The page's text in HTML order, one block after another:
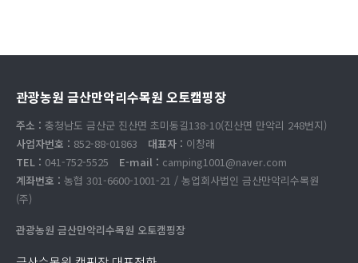
관광농원 금산만악리수목원 오토캠핑장
주소 : 충청남도 금산군 진산면 초미동길138-10(진산면 만악리 248번지)
사업자번호 : 852-88-01863 대표자 : 이창래
TEL : 041-752-5525 E-mail : camping1001@naver.com
계좌번호 : 농협 301-6600-1001-21 / 농업회사법인 금산만악리수목원
(주)
관광농원 금산만악리수목원 오토캠핑장